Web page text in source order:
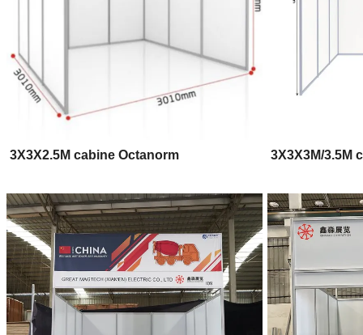
3X3X2.5M cabine Octanorm 3X3X3M/3.5M